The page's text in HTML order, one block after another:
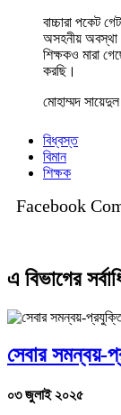
বাচ্চারা পকেট
অসহনীয়
শিক্ষকও মারা
করছি।
মোহাম্মদ
বিধ্বস্ত
বিমান
শিক্ষক
Facebook
এ বিভাগের
সেবার সমন্বয়-
০৩ জুলাই ২০২৫